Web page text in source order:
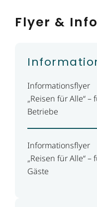
Flyer &
Informationsflyer
„Reisen für Alle“ –
Betriebe
Informationsflyer
„Reisen für Alle“ –
Gäste